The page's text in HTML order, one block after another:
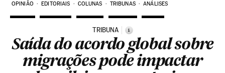
OPINIÃO EDITORIAIS COLUNAS TRIBUNAS ANÁLISES
TRIBUNA i
Saída do acordo global sobre
migrações pode impactar